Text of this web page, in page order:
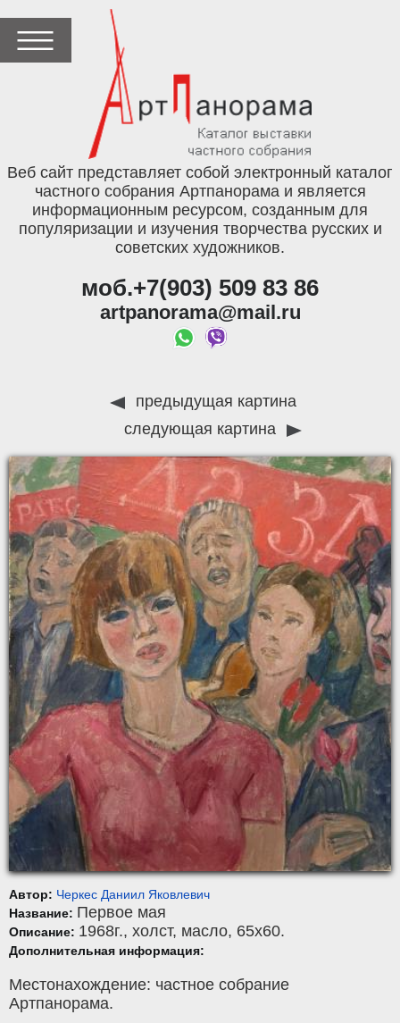
Веб сайт представляет собой электронный каталог
частного собрания Артпанорама и является
информационным ресурсом, созданным для
популяризации и изучения творчества русских и
советских художников.
моб.+7(903) 509 83 86
artpanorama@mail.ru
предыдущая картина
следующая картина
Автор: Черкес Даниил Яковлевич
Название: Первое мая
Описание: 1968г., холст, масло, 65x60.
Дополнительная информация:
Местонахождение: частное собрание
Артпанорама.